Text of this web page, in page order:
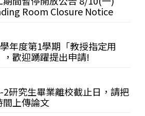
Room Closure Notice
年度第1學期「教授指定用
，歡迎踴躍提出申請!
2研究生畢業離校截止日，請把
間上傳論文